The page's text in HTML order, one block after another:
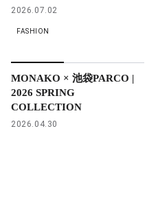
2026.07.02
FASHION
MONAKO × 池袋PARCO |
2026 SPRING
COLLECTION
2026.04.30